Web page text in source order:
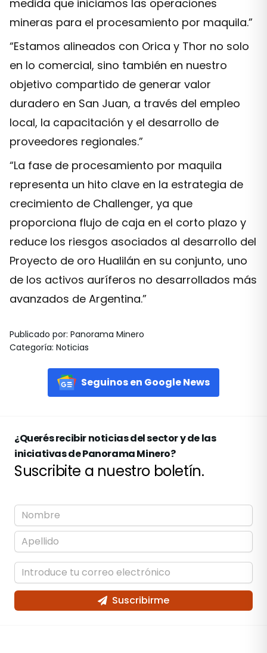
medida que iniciamos las operaciones
mineras para el procesamiento por maquila.”
“Estamos alineados con Orica y Thor no solo
en lo comercial, sino también en nuestro
objetivo compartido de generar valor
duradero en San Juan, a través del empleo
local, la capacitación y el desarrollo de
proveedores regionales.”
“La fase de procesamiento por maquila
representa un hito clave en la estrategia de
crecimiento de Challenger, ya que
proporciona flujo de caja en el corto plazo y
reduce los riesgos asociados al desarrollo del
Proyecto de oro Hualilán en su conjunto, uno
de los activos auríferos no desarrollados más
avanzados de Argentina.”
Publicado por: Panorama Minero
Categoría: Noticias
Seguinos en Google News
¿Querés recibir noticias del sector y de las
iniciativas de Panorama Minero?
Suscribite a nuestro boletín.
Suscribirme